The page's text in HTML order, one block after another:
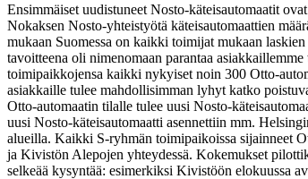
Ensimmäiset uudistuneet Nosto-käteisautomaatit
Nokaksen Nosto-yhteistyötä käteisautomaattien
mukaan Suomessa on kaikki toimijat mukaan
tavoitteena oli nimenomaan parantaa
toimipaikkojensa kaikki nykyiset noin 300 Otto-
asiakkaille tulee mahdollisimman lyhyt katko
Otto-automaatin tilalle tulee uusi Nosto-
uusi Nosto-käteisautomaatti asennettiin mm.
alueilla. Kaikki S-ryhmän toimipaikoissa sijainneet
ja Kivistön Alepojen yhteydessä. Kokemukset
selkeää kysyntää: esimerkiksi Kivistöön elokuussa